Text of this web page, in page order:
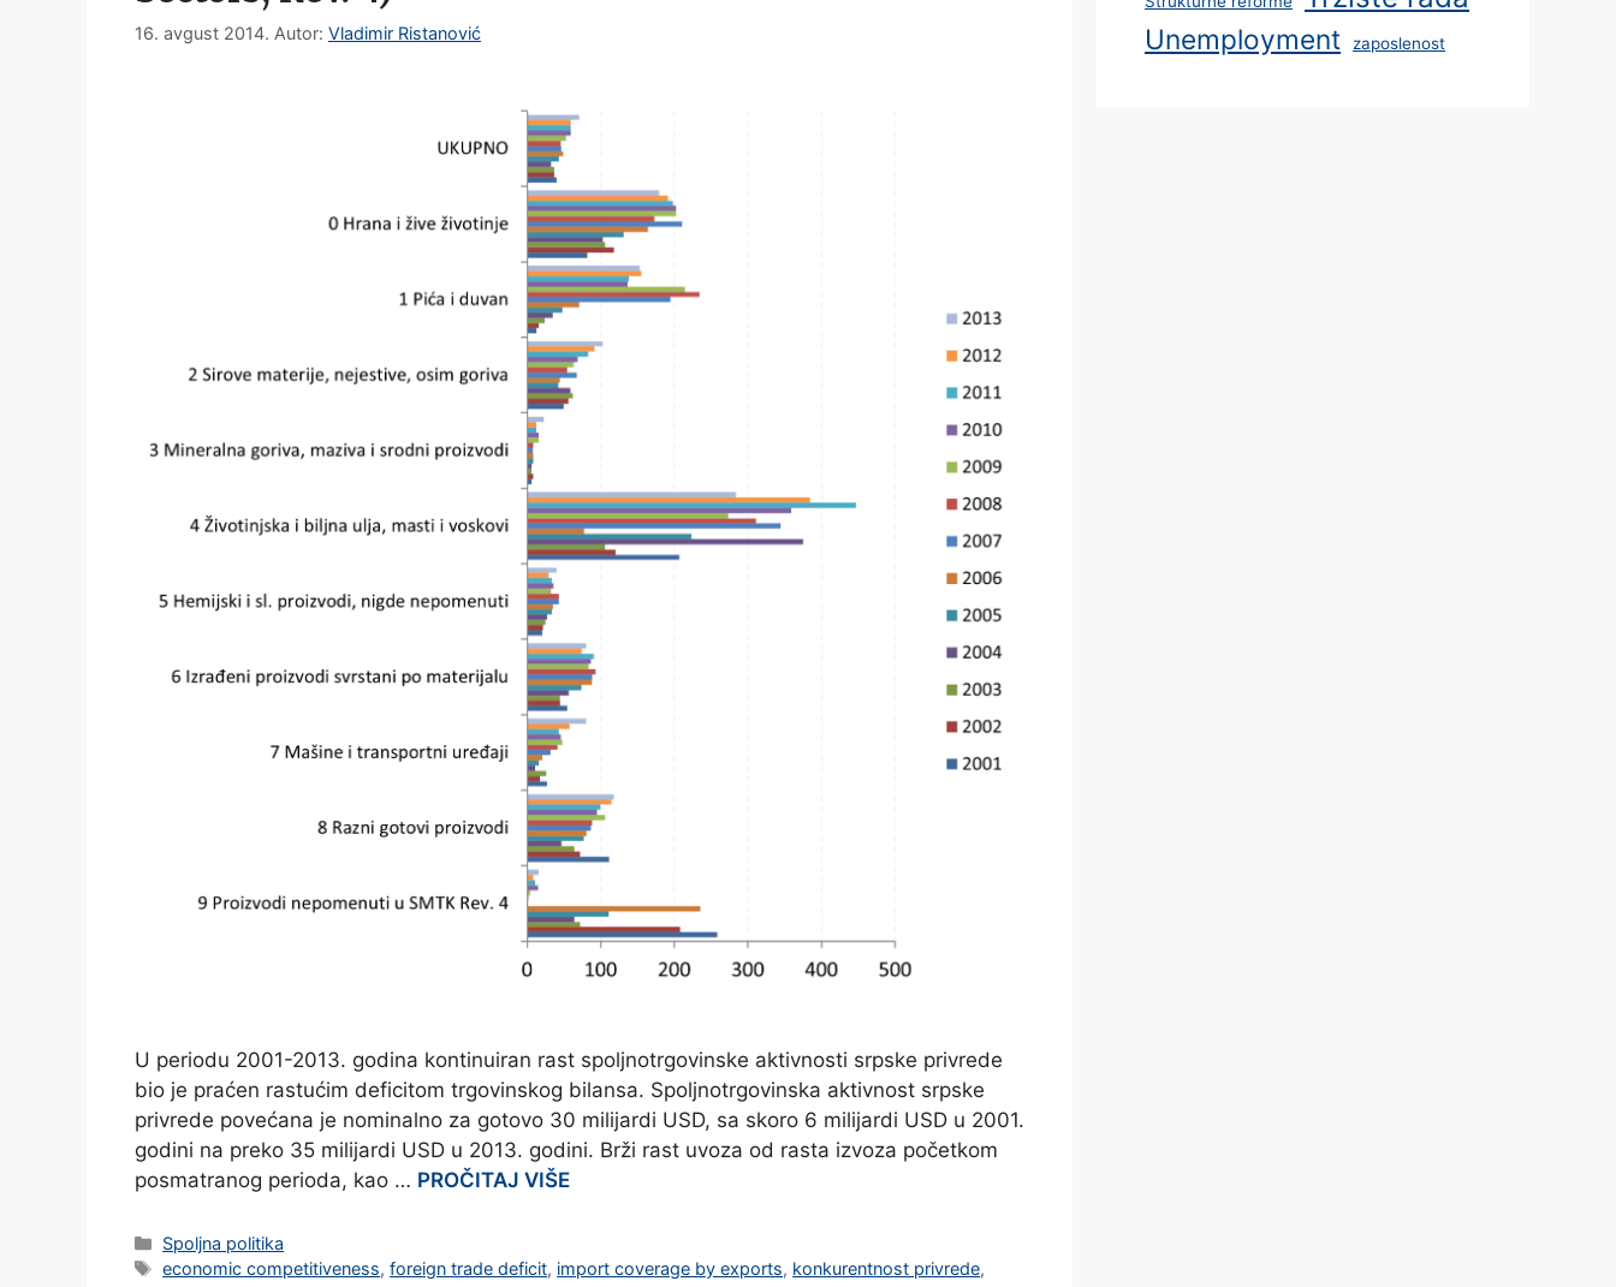
16. avgust 2014. Autor: Vladimir Ristanović
U periodu 2001-2013. godina kontinuiran rast spoljnotrgovinske aktivnosti srpske privrede
bio je praćen rastućim deficitom trgovinskog bilansa. Spoljnotrgovinska aktivnost srpske
privrede povećana je nominalno za gotovo 30 milijardi USD, sa skoro 6 milijardi USD u 2001.
godini na preko 35 milijardi USD u 2013. godini. Brži rast uvoza od rasta izvoza početkom
posmatranog perioda, kao … PROČITAJ VIŠE
Categories
Spoljna politika
Tags
economic competitiveness,foreign trade deficit, import coverage by exports, konkurentnost privrede,
Unemployment zaposlenost